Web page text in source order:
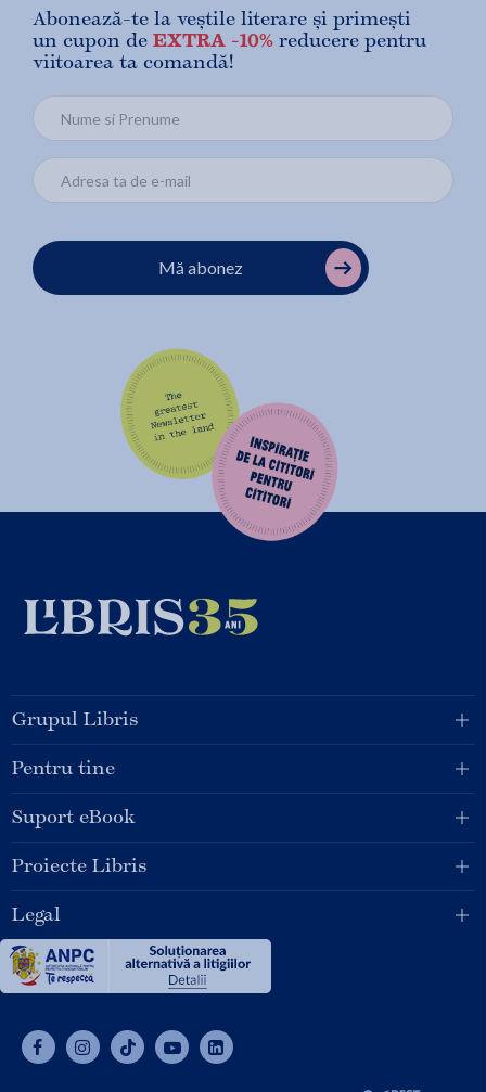
Abonează-te la veștile literare și primești
un cupon de EXTRA -10% reducere pentru
viitoarea ta comandă!
Mă abonez
Grupul Libris
Pentru tine
Suport eBook
Proiecte Libris
Legal